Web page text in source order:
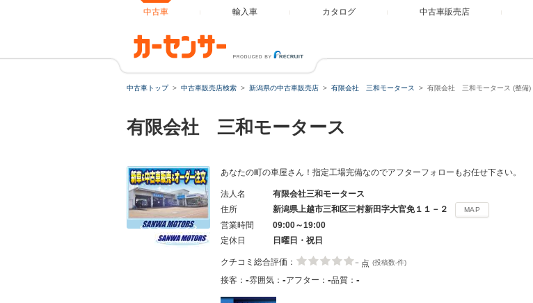
中古車 輸入車 カタログ 中古車販売店
中古車トップ 中古車販売店検索 新潟県の中古車販売店 有限会社 三和モータース 有限会社 三和モータース (整備)
有限会社 三和モータース
あなたの町の車屋さん！指定工場完備なのでアフターフォローもお任せ下さい。
法人名
有限会社三和モータース
住所
新潟県上越市三和区三村新田字大官免１１－２ MAP
営業時間
09:00～19:00
定休日
日曜日・祝日
クチコミ総合評価： - 点 (投稿数-件)
接客： -雰囲気： -アフター： -品質： -